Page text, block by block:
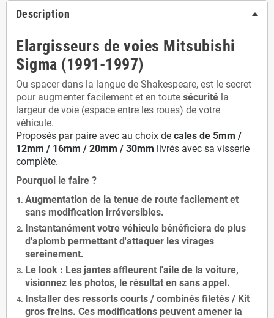
Description
Elargisseurs de voies Mitsubishi
Sigma (1991-1997)
Ou spacer dans la langue de Shakespeare, est le secret
pour augmenter facilement et en toute sécurité la
largeur de voie (espace entre les roues) de votre
véhicule.
Proposés par paire avec au choix de cales de 5mm /
12mm / 16mm / 20mm / 30mm livrés avec sa visserie
complète.
Pourquoi le faire ?
Augmentation de la tenue de route facilement et
sans modification irréversibles.
Instantanément votre véhicule bénéficiera de plus
d'aplomb permettant d'attaquer les virages
sereinement.
Le look : Les jantes affleurent l'aile de la voiture,
visionnez les photos, le résultat en sans appel.
Installer des ressorts courts / combinés filetés / Kit
gros freins. Ces modifications peuvent amener la